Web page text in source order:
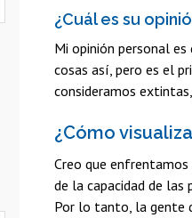
¿Cuál es su
Mi opinión personal
cosas así, pero es el
consideramos
¿Cómo
Creo que enfrentamos
de la capacidad de
Por lo tanto, la gente